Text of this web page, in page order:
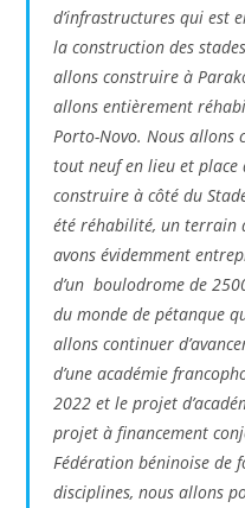
d’infrastructures qui est
la construction des
allons construire à
allons entièrement
Porto-Novo. Nous allons
tout neuf en lieu et place
construire à côté du
été réhabilité, un terrain
avons évidemment
d’un boulodrome de
du monde de pétanque
allons continuer
d’une académie
2022 et le projet
projet à financement
Fédération béninoise de
disciplines, nous allons